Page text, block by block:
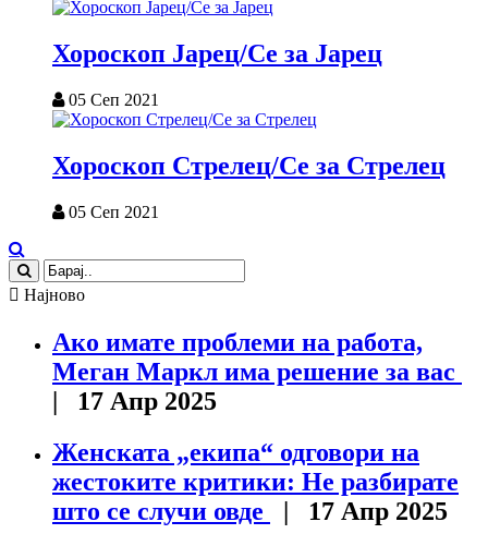
Хороскоп Јарец/Се за Јарец
05 Сеп 2021
Хороскоп Стрелец/Се за Стрелец
05 Сеп 2021
Најново
Ако имате проблеми на работа,
Меган Маркл има решение за вас
| 17 Апр 2025
Женската „екипа“ одговори на
жестоките критики: Не разбирате
што се случи овде
| 17 Апр 2025